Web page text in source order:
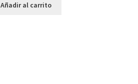
Añadir al carrito